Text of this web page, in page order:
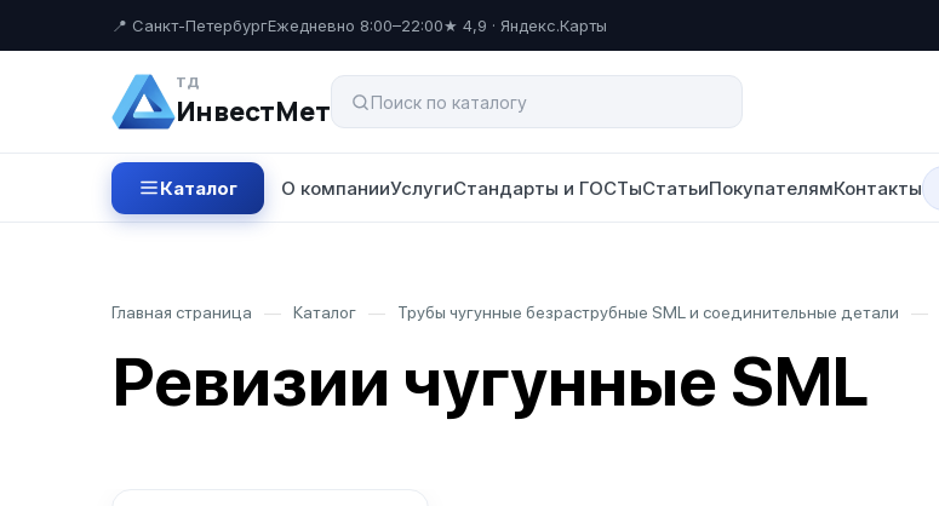
📍 Санкт-ПетербургЕжедневно 8:00–22:00★ 4,9 · Яндекс.Карты
ТД
ИнвестМет
Каталог О компанииУслугиСтандарты и ГОСТыСтатьиПокупателямКонтакты
Главная страница — Каталог — Трубы чугунные безраструбные SML и соединительные детали —
Ревизии чугунные SML